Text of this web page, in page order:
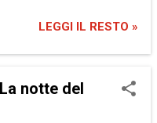
LEGGI IL RESTO »
notte del